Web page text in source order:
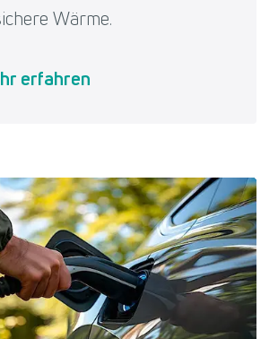
Wärme.
erfahren